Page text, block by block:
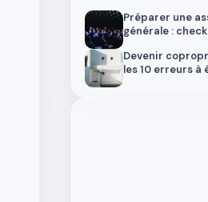
Préparer une
générale :
Devenir
les 10 erreurs à